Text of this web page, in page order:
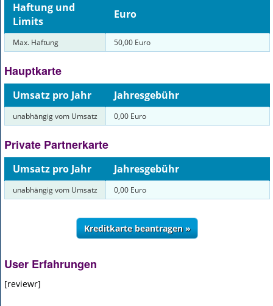
Haftung und
Limits
Euro
Max. Haftung 50,00 Euro
Hauptkarte
Umsatz pro Jahr Jahresgebühr
unabhängig vom Umsatz 0,00 Euro
Private Partnerkarte
Umsatz pro Jahr Jahresgebühr
unabhängig vom Umsatz 0,00 Euro
User Erfahrungen
[reviewr]